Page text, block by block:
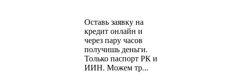
Оставь заявку на
кредит онлайн и
через пару часов
получишь деньги.
Только паспорт РК и
ИИН. Можем тр...